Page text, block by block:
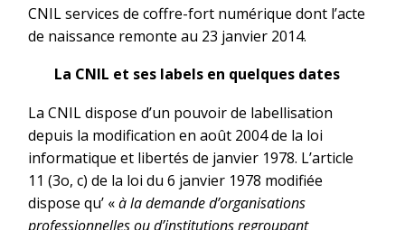
CNIL services de coffre-fort numérique dont l’acte
de naissance remonte au 23 janvier 2014.
La CNIL et ses labels en quelques dates
La CNIL dispose d’un pouvoir de labellisation
depuis la modification en août 2004 de la loi
informatique et libertés de janvier 1978. L’article
11 (3o, c) de la loi du 6 janvier 1978 modifiée
dispose qu’ «à la demande d’organisations
professionnelles ou d’institutions regroupant